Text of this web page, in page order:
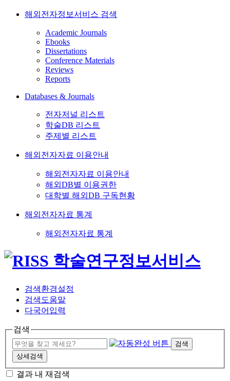
해외전자정보서비스 검색
Academic Journals
Ebooks
Dissertations
Conference Materials
Reviews
Reports
Databases & Journals
전자저널 리스트
학술DB 리스트
주제별 리스트
해외전자자료 이용안내
해외전자자료 이용안내
해외DB별 이용권한
대학별 해외DB 구독현황
해외전자자료 통계
해외전자자료 통계
검색환경설정
검색도움말
다국어입력
검색
검색
상세검색
결과 내 재검색